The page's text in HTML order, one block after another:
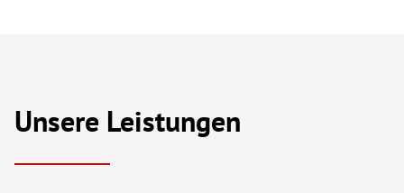
Unsere Leistungen